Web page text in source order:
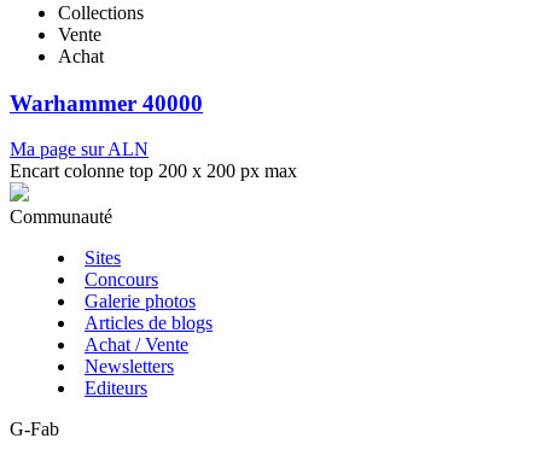
Collections
Vente
Achat
Warhammer 40000
Ma page sur ALN
Encart colonne top 200 x 200 px max
Communauté
Sites
Concours
Galerie photos
Articles de blogs
Achat / Vente
Newsletters
Editeurs
G-Fab